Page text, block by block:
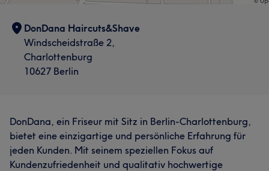
DonDana Haircuts&Shave
Windscheidstraße 2,
Charlottenburg
10627 Berlin
DonDana, ein Friseur mit Sitz in Berlin-Charlottenburg,
bietet eine einzigartige und persönliche Erfahrung für
jeden Kunden. Mit seinem speziellen Fokus auf
Kundenzufriedenheit und qualitativ hochwertige